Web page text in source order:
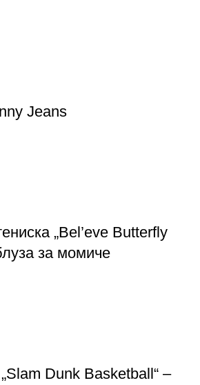
Jeans
„Bel’eve Butterfly
за момиче
Dunk Basketball“ –